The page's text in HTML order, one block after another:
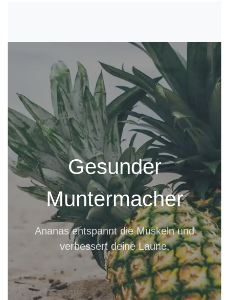
Gesunder
Muntermacher
Ananas entspannt die Muskeln und
verbessert deine Laune.